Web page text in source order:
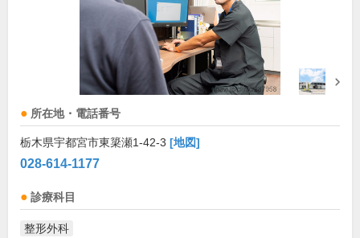
所在地・電話番号
栃木県宇都宮市東簗瀬1-42-3 [地図]
028-614-1177
診療科目
整形外科